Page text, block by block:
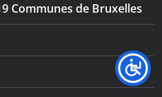
Communes de Bruxelles